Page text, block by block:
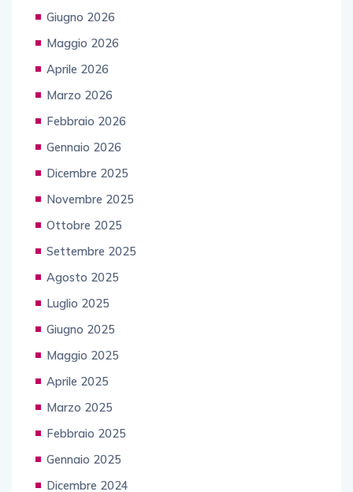
Giugno 2026
Maggio 2026
Aprile 2026
Marzo 2026
Febbraio 2026
Gennaio 2026
Dicembre 2025
Novembre 2025
Ottobre 2025
Settembre 2025
Agosto 2025
Luglio 2025
Giugno 2025
Maggio 2025
Aprile 2025
Marzo 2025
Febbraio 2025
Gennaio 2025
Dicembre 2024